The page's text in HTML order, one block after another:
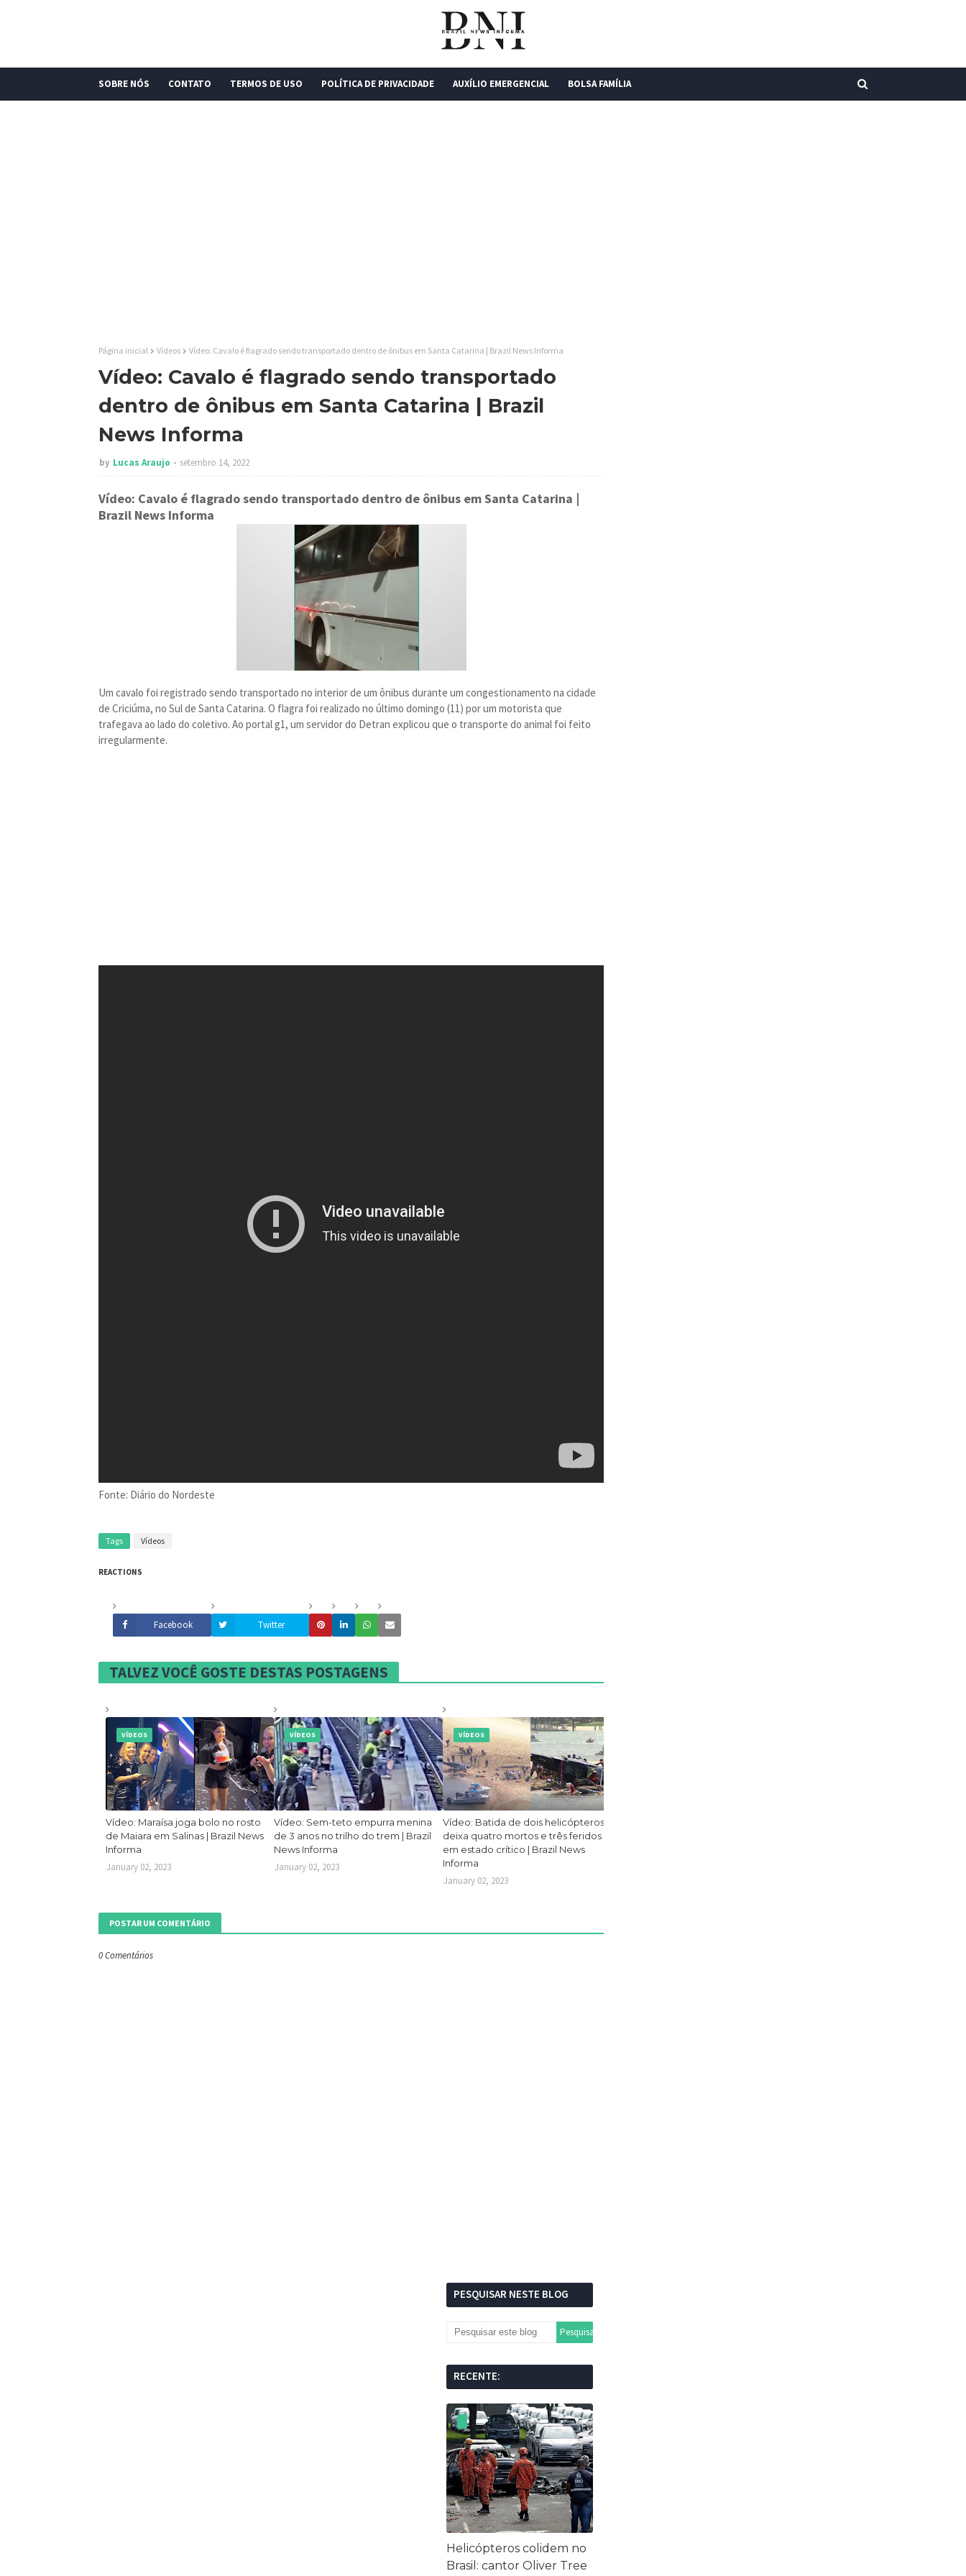
SOBRE NÓS CONTATO TERMOS DE USO POLÍTICA DE PRIVACIDADE AUXÍLIO EMERGENCIAL BOLSA FAMÍLIA
Página inicial Vídeos Vídeo: Cavalo é flagrado sendo transportado dentro de ônibus em Santa Catarina | Brazil News Informa
Vídeo: Cavalo é flagrado sendo transportado
dentro de ônibus em Santa Catarina | Brazil
News Informa
by Lucas Araujo setembro 14, 2022
Vídeo: Cavalo é flagrado sendo transportado dentro de ônibus em Santa Catarina |
Brazil News Informa
Um cavalo foi registrado sendo transportado no interior de um ônibus durante um congestionamento na cidade
de Criciúma, no Sul de Santa Catarina. O flagra foi realizado no último domingo (11) por um motorista que
trafegava ao lado do coletivo. Ao portal g1, um servidor do Detran explicou que o transporte do animal foi feito
irregularmente.
Fonte: Diário do Nordeste
Tags Vídeos
REACTIONS
Facebook Twitter
TALVEZ VOCÊ GOSTE DESTAS POSTAGENS
VÍDEOS
Vídeo: Maraísa joga bolo no rosto
de Maiara em Salinas | Brazil News
Informa
January 02, 2023
VÍDEOS
Vídeo: Sem-teto empurra menina
de 3 anos no trilho do trem | Brazil
News Informa
January 02, 2023
VÍDEOS
Vídeo: Batida de dois helicópteros
deixa quatro mortos e três feridos
em estado crítico | Brazil News
Informa
January 02, 2023
POSTAR UM COMENTÁRIO
0 Comentários
PESQUISAR NESTE BLOG
RECENTE:
Helicópteros colidem no
Brasil: cantor Oliver Tree